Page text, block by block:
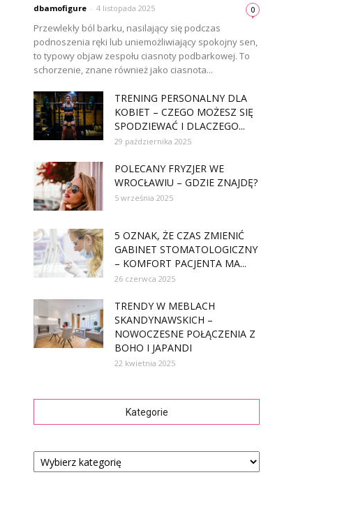
dbamofigure - 4 listopada 2025 0
Przewlekły ból barku, nasilający się podczas
podnoszenia ręki lub uniemożliwiający spokojny sen,
to typowy objaw zespołu ciasnoty podbarkowej. To
schorzenie, znane również jako ciasnota...
TRENING PERSONALNY DLA
KOBIET – CZEGO MOŻESZ SIĘ
SPODZIEWAĆ I DLACZEGO...
29 października 2025
POLECANY FRYZJER WE
WROCŁAWIU – GDZIE ZNAJDĘ?
5 września 2025
5 OZNAK, ŻE CZAS ZMIENIĆ
GABINET STOMATOLOGICZNY
– KOMFORT PACJENTA MA...
26 czerwca 2025
TRENDY W MEBLACH
SKANDYNAWSKICH –
NOWOCZESNE POŁĄCZENIA Z
BOHO I JAPANDI
22 kwietnia 2025
Kategorie
Kategorie